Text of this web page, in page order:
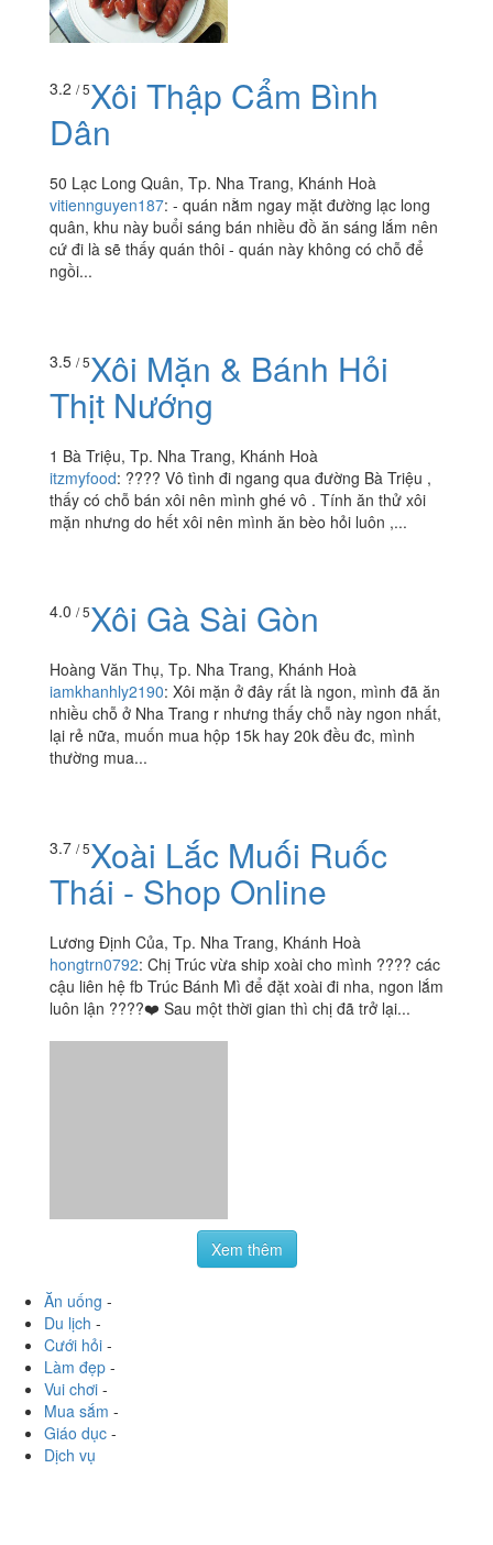
3.2/ 5Xôi Thập Cẩm Bình
Dân
50 Lạc Long Quân, Tp. Nha Trang, Khánh Hoà
ngồi...
Thịt Nướng
itzmyfood:???? Vô tình đi ngang qua đường Bà Triệu ,
thấy có chỗ bán xôi nên mình ghé vô . Tính ăn thử xôi
mặn nhưng do hết xôi nên mình ăn bèo hỏi luôn ,...
Hoàng Văn Thụ, Tp. Nha Trang, Khánh Hoà
iamkhanhly2190 :Xôi mặn ở đây rất là ngon, mình đã ăn
nhiều chỗ ở Nha Trang r nhưng thấy chỗ này ngon nhất,
lại rẻ nữa, muốn mua hộp 15k hay 20k đều đc, mình
thường mua...
3.7 Xoài Lắc Muối Ruốc
Ăn uống
Du lịch-
Cưới hỏi-
Làm đẹp
Vui chơi-
Mua sắm
Giáo dục